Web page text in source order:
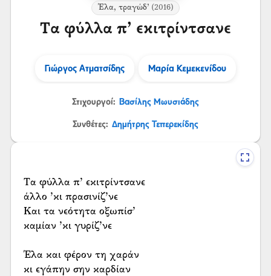
Έλα, τραγώδ’ (2016)
Τα φύλλα π’ εκιτρίντσανε
Γιώργος Ατματσίδης Μαρία Κεμεκενίδου
Στιχουργοί: Βασίλης Μωυσιάδης
Συνθέτες: Δημήτρης Τεπερεκίδης
Τα φύλλα π’ εκιτρίντσανε
άλλο ’κι πρασινίζ’νε
Και τα νεότητα οξωπίσ’
καμίαν ’κι γυρίζ’νε
Έλα και φέρον τη χαράν
κι εγάπην σην καρδίαν